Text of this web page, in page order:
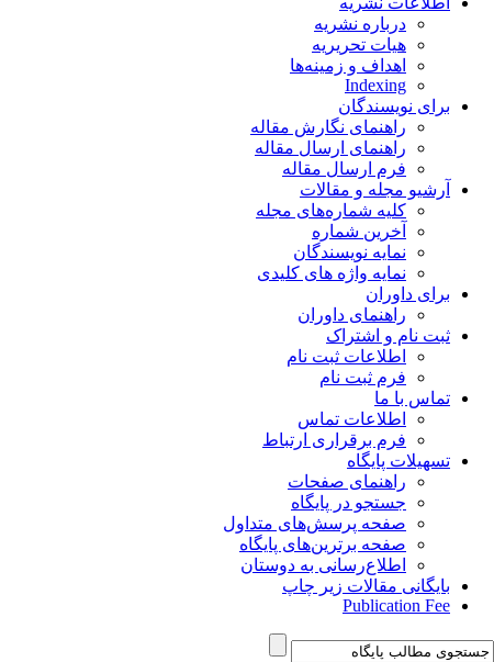
درباره نشریه
هیات تحریریه
اهداف و زمینه‌ها
Indexing
برای نویسندگان
راهنمای نگارش مقاله
راهنمای ارسال مقاله
فرم ارسال مقاله
آرشیو مجله و مقالات
کلیه شماره‌های مجله
آخرین شماره
نمایه نویسندگان
نمایه واژه های کلیدی
برای داوران
راهنمای داوران
ثبت نام و اشتراک
اطلاعات ثبت نام
فرم ثبت نام
تماس با ما
اطلاعات تماس
فرم برقراری ارتباط
تسهیلات پایگاه
راهنمای صفحات
جستجو در پایگاه
صفحه پرسش‌های متداول
صفحه برترین‌های پایگاه
اطلاع‌رسانی به دوستان
بایگانی مقالات زیر چاپ
Publication Fee